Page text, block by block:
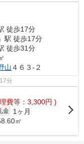
徒歩17分
」駅 徒歩17分
徒歩31分
山 ４６３-２
分
費等：3,300円 )
金
1ヶ月
㎡